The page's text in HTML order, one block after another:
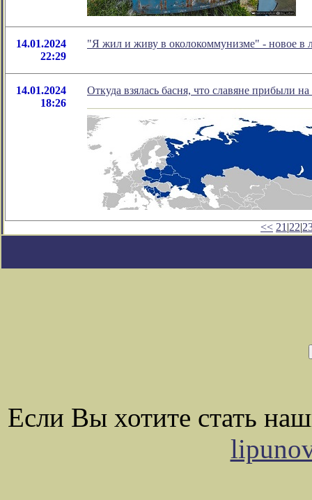
14.01.2024
22:29
"Я жил и живу в околокоммунизме" - новое в
14.01.2024
18:26
Откуда взялась басня, что славяне прибыли
<< 21 |22|
Если Вы хотите стать